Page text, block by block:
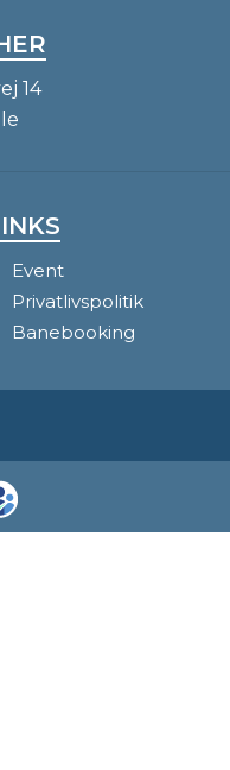
14
Event
Privatlivspolitik
Banebooking